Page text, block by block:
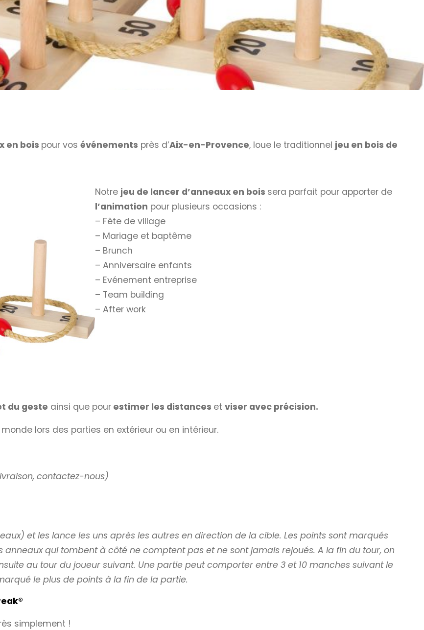
en bois pour vos événements près d’Aix-en-Provence, loue le traditionnel jeu en bois de
Notre jeu de lancer d’anneaux en bois sera parfait pour apporter de
l’animation pour plusieurs occasions :
– Fête de village
– Mariage et baptême
– Brunch
– Anniversaire enfants
– Evénement entreprise
– Team building
– After work
du geste ainsi que pour estimer les distances et viser avec précision.
lors des parties en extérieur ou en intérieur.
contactez-nous)
et les lance les uns après les autres en direction de la cible. Les points sont marqués
anneaux qui tombent à côté ne comptent pas et ne sont jamais rejoués. A la fin du tour, on
au tour du joueur suivant. Une partie peut comporter entre 3 et 10 manches suivant le
le plus de points à la fin de la partie.
®
simplement !